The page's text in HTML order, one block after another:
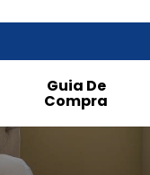
Guia De
Compra